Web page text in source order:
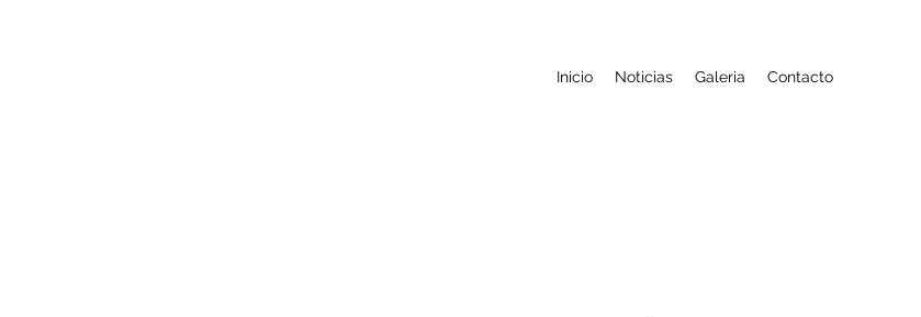
Inicio Noticias Galeria Contacto